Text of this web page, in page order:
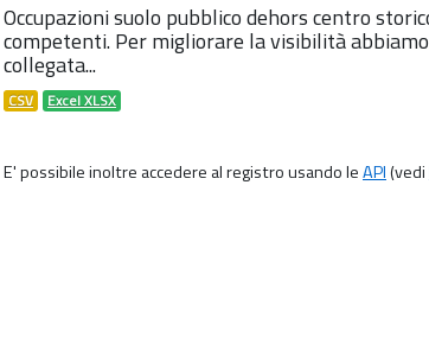
Occupazioni suolo pubblico dehors centro
competenti. Per migliorare la visibilità
collegata...
CSV Excel XLSX
E' possibile inoltre accedere al registro usando leAPI(vedi